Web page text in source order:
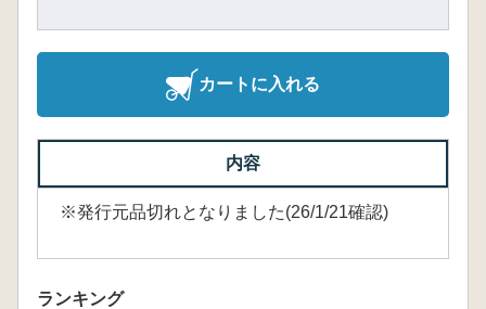
カートに入れる
内容
※発行元品切れとなりました(26/1/21確認)
ランキング